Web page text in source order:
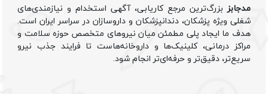
مدجابزبزرگ‌ترین مرجع کاریابی، آگهی استخدام و نیازمندی‌های
شغلی ویژه پزشکان، دندانپزشکان و داروسازان در سراسر ایران است.
هدف ما ایجاد پلی مطمئن میان نیروهای متخصص حوزه سلامت و
مراکز درمانی، کلینیک‌ها و داروخانه‌هاست تا فرایند جذب نیرو
سریع‌تر، دقیق‌تر و حرفه‌ای‌تر انجام شود.